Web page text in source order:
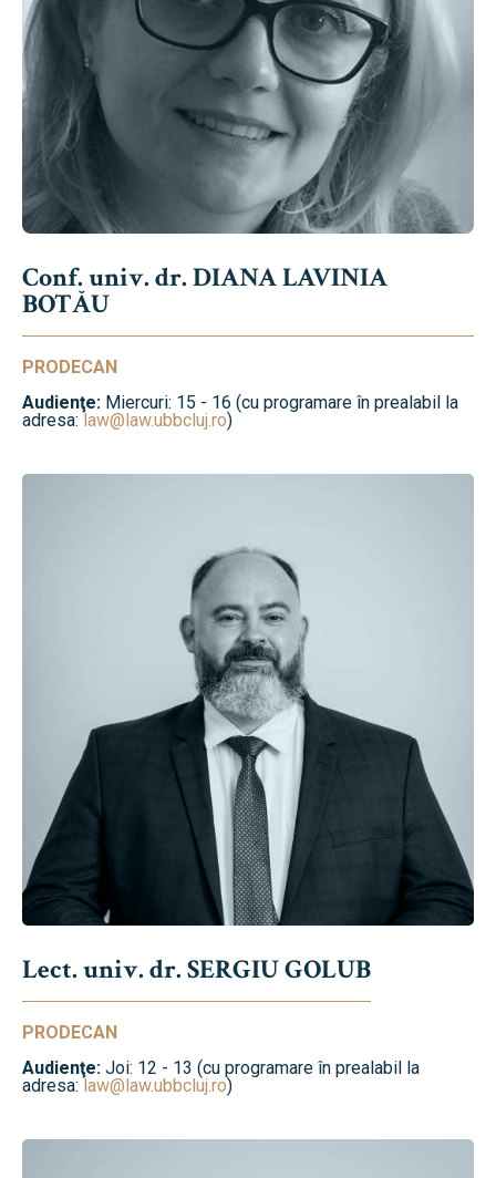
Conf. univ. dr. DIANA LAVINIA
BOTĂU
PRODECAN
Audienţe: Miercuri: 15 - 16 (cu programare în prealabil la
adresa: law@law.ubbcluj.ro)
Lect. univ. dr. SERGIU GOLUB
PRODECAN
Audienţe: Joi: 12 - 13 (cu programare în prealabil la
adresa:law@law.ubbcluj.ro)